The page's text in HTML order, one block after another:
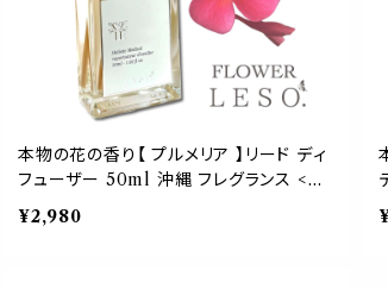
本物の花の香り【 プルメリア 】リード ディ
フューザー 50ml 沖縄 フレグランス <フ
ラワー レソット.> 香水 枕 国産 消臭 寝具
空間 ベッド 睡眠 おやすみ ルーム 誕生
¥2,980